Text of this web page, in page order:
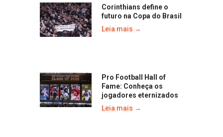
Corinthians define o
futuro na Copa do Brasil
Leia mais →
Pro Football Hall of
Fame: Conheça os
jogadores eternizados
Leia mais →